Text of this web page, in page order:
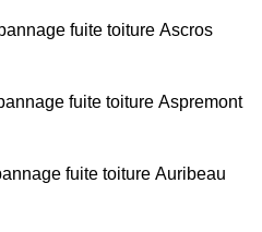
fuite toiture Ascros
fuite toiture Aspremont
fuite toiture Auribeau